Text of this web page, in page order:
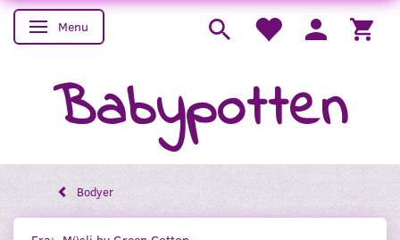
Skifte navigation
Menu
Babypotten
Bodyer